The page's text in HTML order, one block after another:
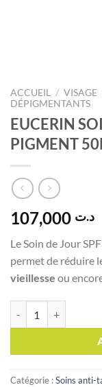
ACCUEIL / VISAGE
DÉPIGMENTANTS
EUCERIN
PIGMENT
د.ت
Le Soin de Jour
permet de réduire
vieillesse ou
Catégorie :Soins anti-